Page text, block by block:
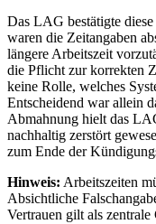
Das LAG bestätigte
waren die Zeitangaben
längere Arbeitszeit
die Pflicht zur korrekten
keine Rolle, welches
Entscheidend war allein
Abmahnung hielt das
nachhaltig zerstört
zum Ende der
Hinweis: Arbeitszeiten
Absichtliche
Vertrauen gilt als zentrale